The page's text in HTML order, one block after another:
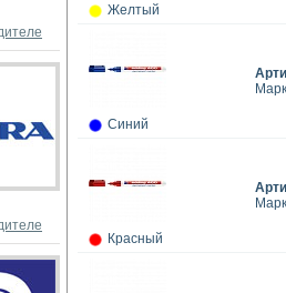
Желтый
Синий
Красный